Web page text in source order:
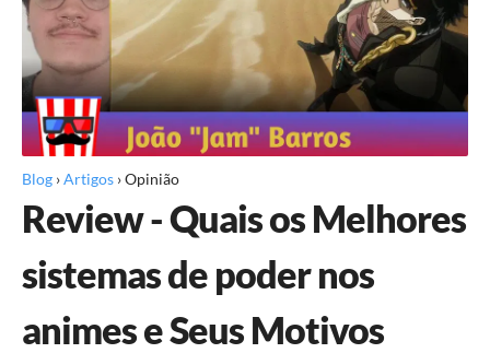
Blog ›Artigos ›Opinião
Review - Quais os Melhores
sistemas de poder nos
animes e Seus Motivos